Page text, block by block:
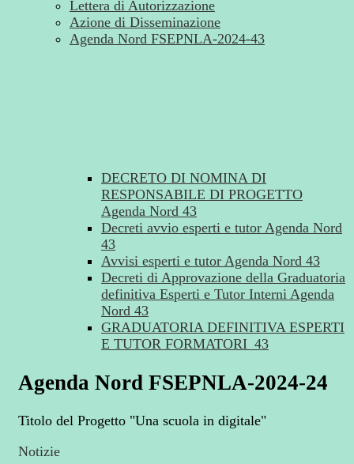
Lettera di Autorizzazione
Azione di Disseminazione
Agenda Nord FSEPNLA-2024-43
DECRETO DI NOMINA DI
RESPONSABILE DI PROGETTO
Agenda Nord 43
Decreti avvio esperti e tutor Agenda Nord
43
Avvisi esperti e tutor Agenda Nord 43
Decreti di Approvazione della Graduatoria
definitiva Esperti e Tutor Interni Agenda
Nord 43
GRADUATORIA DEFINITIVA ESPERTI
E TUTOR FORMATORI_43
Agenda Nord FSEPNLA-2024-24
Titolo del Progetto "Una scuola in digitale"
Notizie